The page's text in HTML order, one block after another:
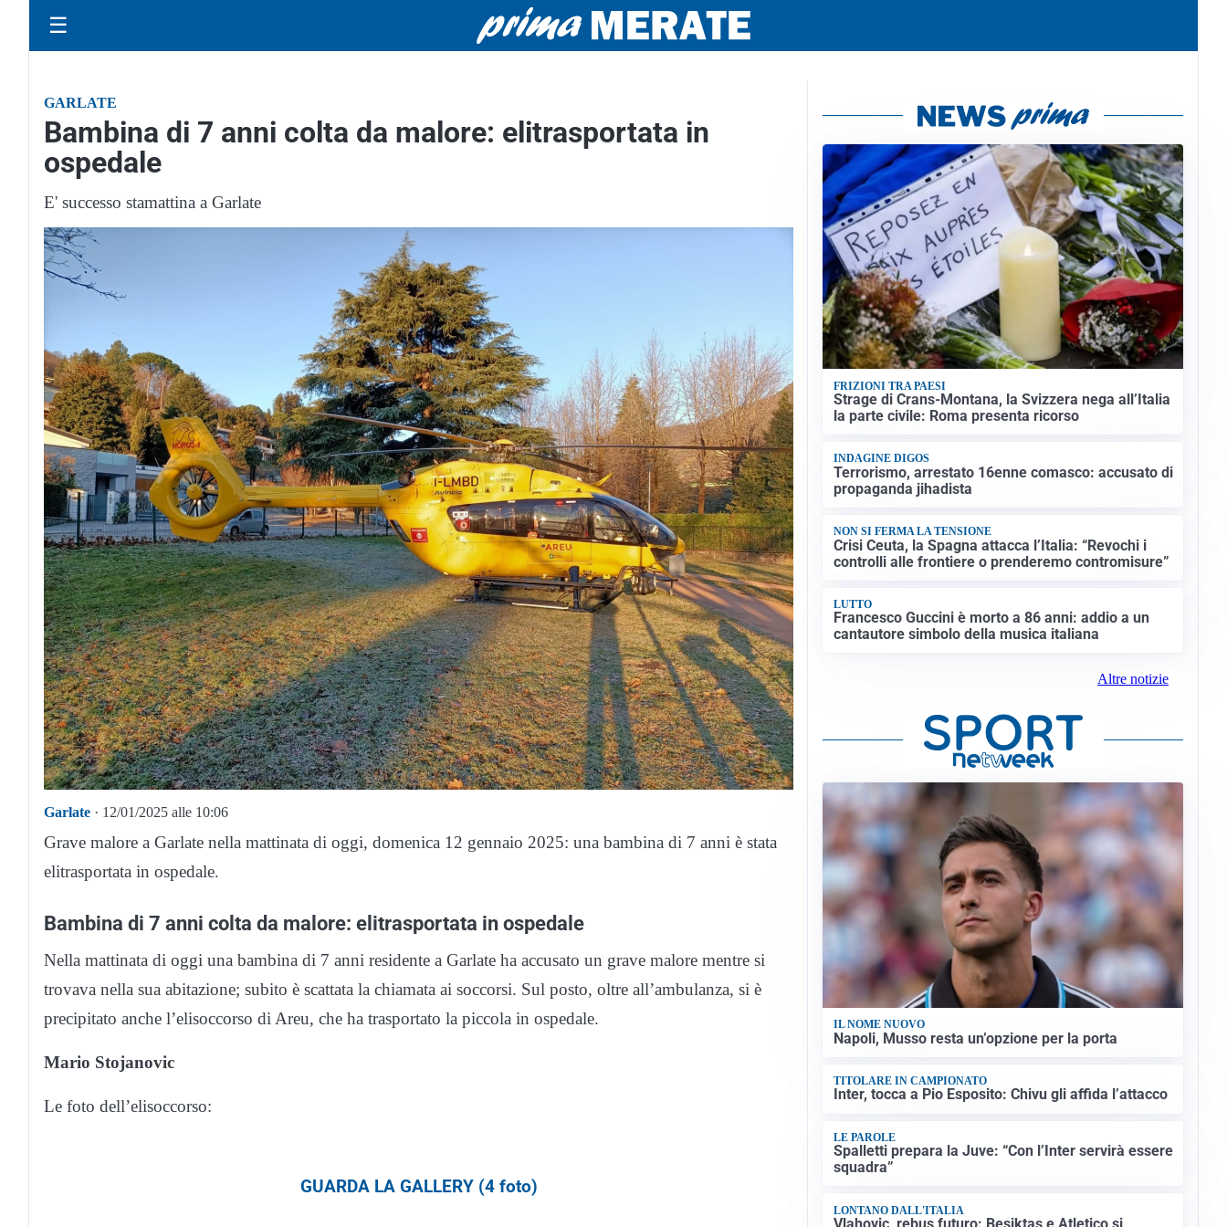
☰
GARLATE
Bambina di 7 anni colta da malore: elitrasportata in
ospedale
E' successo stamattina a Garlate
Garlate · 12/01/2025 alle 10:06
Grave malore a Garlate nella mattinata di oggi, domenica 12 gennaio 2025: una bambina di 7 anni è stata
elitrasportata in ospedale.
Bambina di 7 anni colta da malore: elitrasportata in ospedale
Nella mattinata di oggi una bambina di 7 anni residente a Garlate ha accusato un grave malore mentre si
trovava nella sua abitazione; subito è scattata la chiamata ai soccorsi. Sul posto, oltre all’ambulanza, si è
precipitato anche l’elisoccorso di Areu, che ha trasportato la piccola in ospedale.
Mario Stojanovic
Le foto dell’elisoccorso:
GUARDA LA GALLERY (4 foto)
FRIZIONI TRA PAESI
Strage di Crans-Montana, la Svizzera nega all’Italia
la parte civile: Roma presenta ricorso
INDAGINE DIGOS
Terrorismo, arrestato 16enne comasco: accusato di
propaganda jihadista
NON SI FERMA LA TENSIONE
Crisi Ceuta, la Spagna attacca l’Italia: “Revochi i
controlli alle frontiere o prenderemo contromisure”
LUTTO
Francesco Guccini è morto a 86 anni: addio a un
cantautore simbolo della musica italiana
Altre notizie
IL NOME NUOVO
Napoli, Musso resta un’opzione per la porta
TITOLARE IN CAMPIONATO
Inter, tocca a Pio Esposito: Chivu gli affida l’attacco
LE PAROLE
Spalletti prepara la Juve: “Con l’Inter servirà essere
squadra”
LONTANO DALL'ITALIA